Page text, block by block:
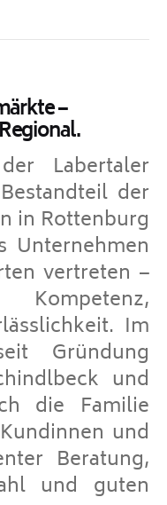
–
Labertaler
der
in Rottenburg
Unternehmen
vertreten –
Im
Gründung
und
die Familie
und
Beratung,
und guten